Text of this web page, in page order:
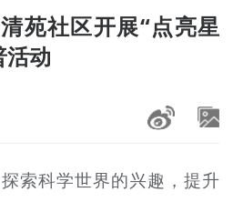
苑社区开展“点亮星
活动
索科学世界的兴趣，提升